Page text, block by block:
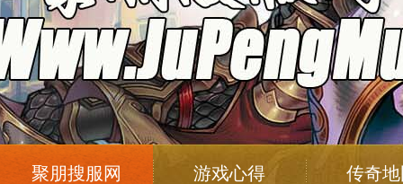
聚朋搜服网 游戏心得 传奇